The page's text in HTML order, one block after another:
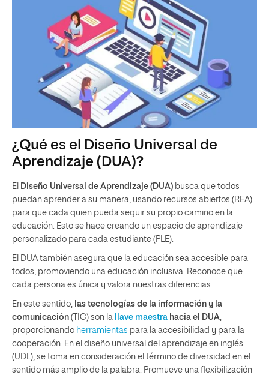
¿Qué es el Diseño Universal de
Aprendizaje (DUA)?
El Diseño Universal de Aprendizaje (DUA) busca que todos
puedan aprender a su manera, usando recursos abiertos (REA)
para que cada quien pueda seguir su propio camino en la
educación. Esto se hace creando un espacio de aprendizaje
personalizado para cada estudiante (PLE).
El DUA también asegura que la educación sea accesible para
todos, promoviendo una educación inclusiva. Reconoce que
cada persona es única y valora nuestras diferencias.
En este sentido,
las tecnologías de la información y la
comunicación (TIC) son la llave maestra hacia el DUA
proporcionando herramientas para la accesibilidad y para la
cooperación. En el diseño universal del aprendizaje en inglés
(UDL), se toma en consideración el término de diversidad en el
sentido más amplio de la palabra. Promueve una flexibilización